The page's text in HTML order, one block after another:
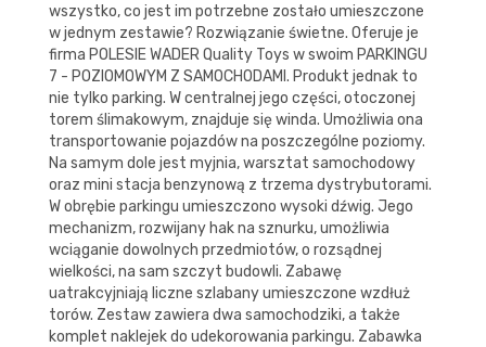
wszystko, co jest im potrzebne zostało umieszczone
w jednym zestawie? Rozwiązanie świetne. Oferuje je
firma POLESIE WADER Quality Toys w swoim PARKINGU
7 - POZIOMOWYM Z SAMOCHODAMI. Produkt jednak to
nie tylko parking. W centralnej jego części, otoczonej
torem ślimakowym, znajduje się winda. Umożliwia ona
transportowanie pojazdów na poszczególne poziomy.
Na samym dole jest myjnia, warsztat samochodowy
oraz mini stacja benzynową z trzema dystrybutorami.
W obrębie parkingu umieszczono wysoki dźwig. Jego
mechanizm, rozwijany hak na sznurku, umożliwia
wciąganie dowolnych przedmiotów, o rozsądnej
wielkości, na sam szczyt budowli. Zabawę
uatrakcyjniają liczne szlabany umieszczone wzdłuż
torów. Zestaw zawiera dwa samochodziki, a także
komplet naklejek do udekorowania parkingu. Zabawka